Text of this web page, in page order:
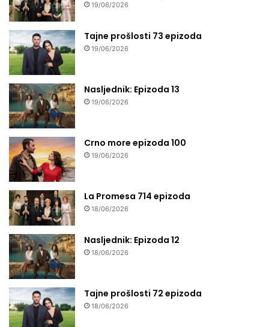
19/06/2026
Tajne prošlosti 73 epizoda
19/06/2026
Nasljednik: Epizoda 13
19/06/2026
Crno more epizoda 100
19/06/2026
La Promesa 714 epizoda
18/06/2026
Nasljednik: Epizoda 12
18/06/2026
Tajne prošlosti 72 epizoda
18/06/2026